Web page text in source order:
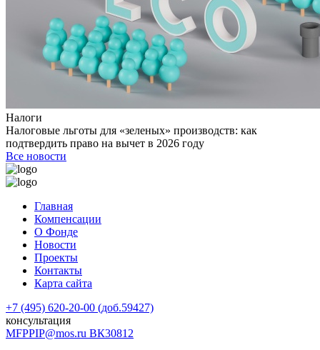
Налоги
Налоговые льготы для «зеленых» производств: как
подтвердить право на вычет в 2026 году
Все новости
Главная
Компенсации
О Фонде
Новости
Проекты
Контакты
Карта сайта
+7 (495) 620-20-00 (доб.59427)
консультация
MFPPIP@mos.ru ВК30812